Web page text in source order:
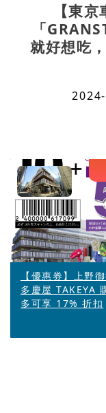
【東
「
就好想吃
【優惠券】上野
多慶屋 TAKEYA
多可享 17% 折扣